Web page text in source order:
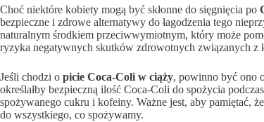
Choć niektóre kobiety mogą być skłonne do sięgnięcia po
bezpieczne i zdrowe alternatywy do łagodzenia tego
naturalnym środkiem przeciwwymiotnym, który może
ryzyka negatywnych skutków zdrowotnych związanych z
Jeśli chodzi o picie Coca-Coli w ciąży, powinno być ono
określałby bezpieczną ilość Coca-Coli do spożycia
spożywanego cukru i kofeiny. Ważne jest, aby pamiętać,
do wszystkiego, co spożywamy.